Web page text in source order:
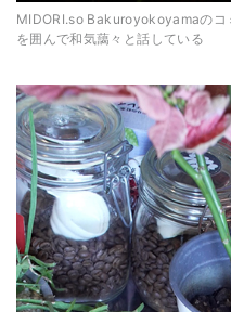
MIDORI.so Bakuroyokoyamaのコ
を囲んで和気藹々と話している